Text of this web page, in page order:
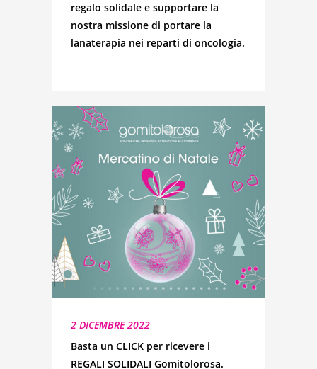
regalo solidale e supportare la
nostra missione di portare la
lanaterapia nei reparti di oncologia.
2 DICEMBRE 2022
Basta un CLICK per ricevere i
REGALI SOLIDALI Gomitolorosa.